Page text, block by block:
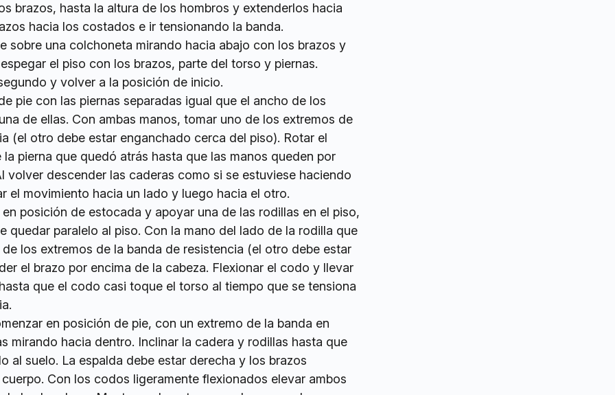
brazos, hasta la altura de los hombros y extenderlos hacia
hacia los costados e ir tensionando la banda.
sobre una colchoneta mirando hacia abajo con los brazos y
el piso con los brazos, parte del torso y piernas.
y volver a la posición de inicio.
pie con las piernas separadas igual que el ancho de los
de ellas. Con ambas manos, tomar uno de los extremos de
(el otro debe estar enganchado cerca del piso). Rotar el
pierna que quedó atrás hasta que las manos queden por
volver descender las caderas como si se estuviese haciendo
el movimiento hacia un lado y luego hacia el otro.
posición de estocada y apoyar una de las rodillas en el piso,
quedar paralelo al piso. Con la mano del lado de la rodilla que
los extremos de la banda de resistencia (el otro debe estar
el brazo por encima de la cabeza. Flexionar el codo y llevar
que el codo casi toque el torso al tiempo que se tensiona
en posición de pie, con un extremo de la banda en
mirando hacia dentro. Inclinar la cadera y rodillas hasta que
al suelo. La espalda debe estar derecha y los brazos
Con los codos ligeramente flexionados elevar ambos